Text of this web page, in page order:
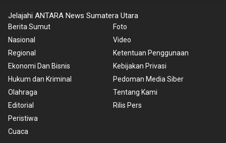
Jelajahi ANTARA News Sumatera Utara
Berita Sumut
Nasional
Regional
Ekonomi Dan Bisnis
Hukum dan Kriminal
Olahraga
Editorial
Peristiwa
Cuaca
Foto
Video
Ketentuan Penggunaan
Kebijakan Privasi
Pedoman Media Siber
Tentang Kami
Rilis Pers